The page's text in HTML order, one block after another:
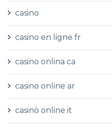
casino
casino en ligne fr
casino onlina ca
casino online ar
casinò online it